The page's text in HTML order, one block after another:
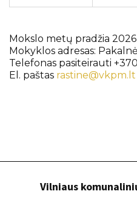
Mokslo metų pradžia 2026
Mokyklos adresas:
Telefonas pasiteirauti
El. paštas rastine@vkpm.lt
Vilniaus